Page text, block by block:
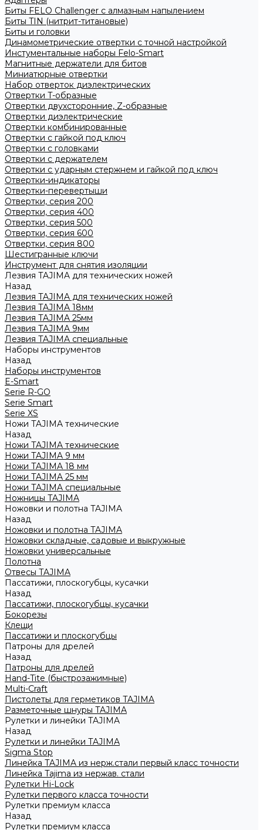
Биты FELO Challenger с алмазным напылением
Биты TIN (нитрит-титановые)
Биты и головки
Динамометрические отвертки с точной настройкой
Инстументальные наборы Felo-Smart
Магнитные держатели для битов
Миниатюрные отвертки
Набор отверток диэлектрических
Отвертки T-образные
Отвертки двухсторонние, Z-образные
Отвертки диэлектрические
Отвертки комбинированные
Отвертки с гайкой под ключ
Отвертки с головками
Отвертки с держателем
Отвертки с ударным стержнем и гайкой под ключ
Отвертки-индикаторы
Отвертки-перевертыши
Отвертки, серия 200
Отвертки, серия 400
Отвертки, серия 500
Отвертки, серия 600
Отвертки, серия 800
Шестигранные ключи
Инструмент для снятия изоляции
Лезвия TAJIMA для технических ножей
Назад
Лезвия TAJIMA для технических ножей
Лезвия TAJIMA 18мм
Лезвия TAJIMA 25мм
Лезвия TAJIMA 9мм
Лезвия TAJIMA специальные
Наборы инструментов
Назад
Наборы инструментов
E-Smart
Serie R-GO
Serie Smart
Serie XS
Ножи TAJIMA технические
Назад
Ножи TAJIMA технические
Ножи TAJIMA 9 мм
Ножи TAJIMA 18 мм
Ножи TAJIMA 25 мм
Ножи TAJIMA специальные
Ножницы TAJIMA
Ножовки и полотна TAJIMA
Назад
Ножовки и полотна TAJIMA
Ножовки складные, садовые и выкружные
Ножовки универсальные
Полотна
Отвесы TAJIMA
Пассатижи, плоскогубцы, кусачки
Назад
Пассатижи, плоскогубцы, кусачки
Бокорезы
Клещи
Пассатижи и плоскогубцы
Патроны для дрелей
Назад
Патроны для дрелей
Hand-Tite (быстрозажимные)
Multi-Craft
Пистолеты для герметиков TAJIMA
Разметочные шнуры TAJIMA
Рулетки и линейки TAJIMA
Назад
Рулетки и линейки TAJIMA
Sigma Stop
Линейка TAJIMA из нерж.стали первый класс точности
Линейка Tajima из нержав. стали
Рулетки Hi-Lock
Рулетки первого класса точности
Рулетки премиум класса
Назад
Рулетки премиум класса